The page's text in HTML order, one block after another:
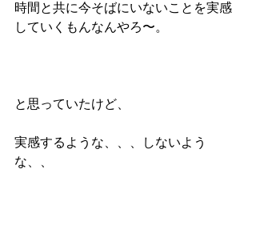
時間と共に今そばにいないことを実感
していくもんなんやろ〜。
と思っていたけど、
実感するような、、、しないよう
な、、